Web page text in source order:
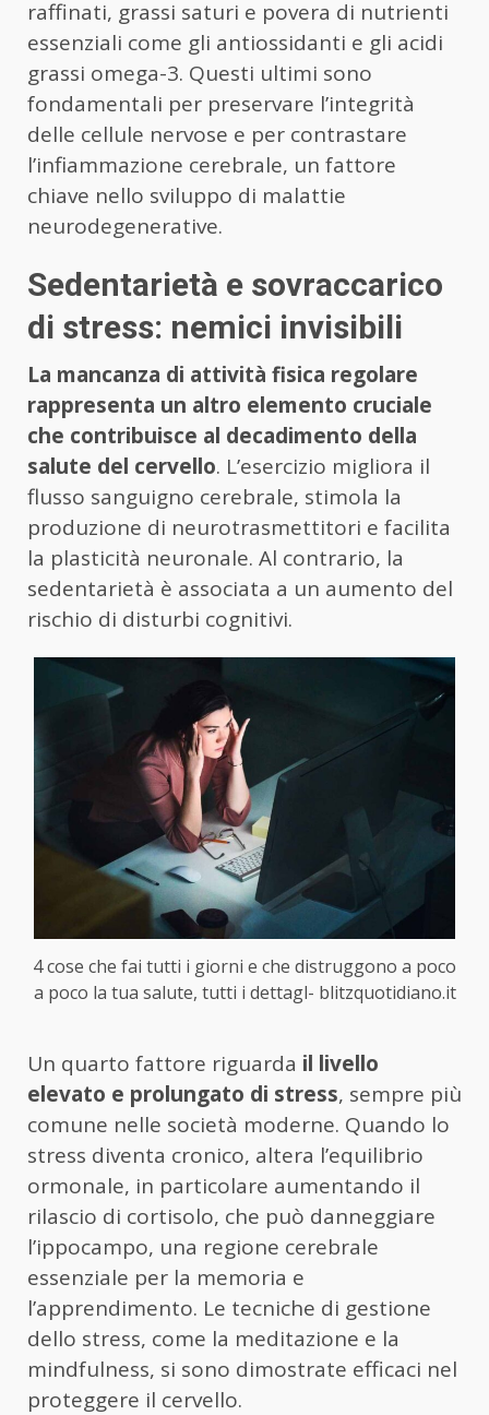
raffinati, grassi saturi e povera di nutrienti
essenziali come gli antiossidanti e gli acidi
grassi omega-3. Questi ultimi sono
fondamentali per preservare l’integrità
delle cellule nervose e per contrastare
l’infiammazione cerebrale, un fattore
chiave nello sviluppo di malattie
neurodegenerative.
Sedentarietà e sovraccarico
di stress: nemici invisibili
La mancanza di attività fisica regolare
rappresenta un altro elemento cruciale
che contribuisce al decadimento della
salute del cervello. L’esercizio migliora il
flusso sanguigno cerebrale, stimola la
produzione di neurotrasmettitori e facilita
la plasticità neuronale. Al contrario, la
sedentarietà è associata a un aumento del
rischio di disturbi cognitivi.
4 cose che fai tutti i giorni e che distruggono a poco
a poco la tua salute, tutti i dettagl- blitzquotidiano.it
Un quarto fattore riguarda il livello
elevato e prolungato di stress, sempre più
comune nelle società moderne. Quando lo
stress diventa cronico, altera l’equilibrio
ormonale, in particolare aumentando il
rilascio di cortisolo, che può danneggiare
l’ippocampo, una regione cerebrale
essenziale per la memoria e
l’apprendimento. Le tecniche di gestione
dello stress, come la meditazione e la
mindfulness, si sono dimostrate efficaci nel
proteggere il cervello.